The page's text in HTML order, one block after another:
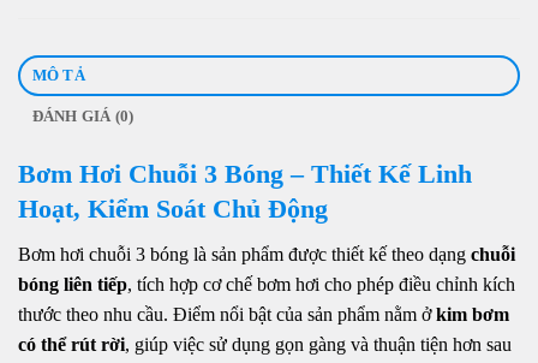
MÔ TẢ
ĐÁNH GIÁ (0)
Bơm Hơi Chuỗi 3 Bóng – Thiết Kế Linh
Hoạt, Kiểm Soát Chủ Động
Bơm hơi chuỗi 3 bóng là sản phẩm được thiết kế theo dạng chuỗi
bóng liên tiếp, tích hợp cơ chế bơm hơi cho phép điều chỉnh kích
thước theo nhu cầu. Điểm nổi bật của sản phẩm nằm ởkim bơm
có thể rút rời, giúp việc sử dụng gọn gàng và thuận tiện hơn sau